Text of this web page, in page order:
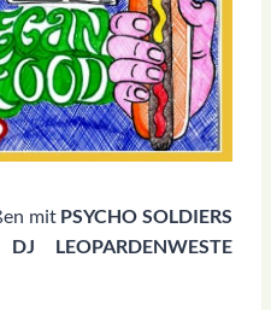
mit PSYCHO SOLDIERS
DJ LEOPARDENWESTE